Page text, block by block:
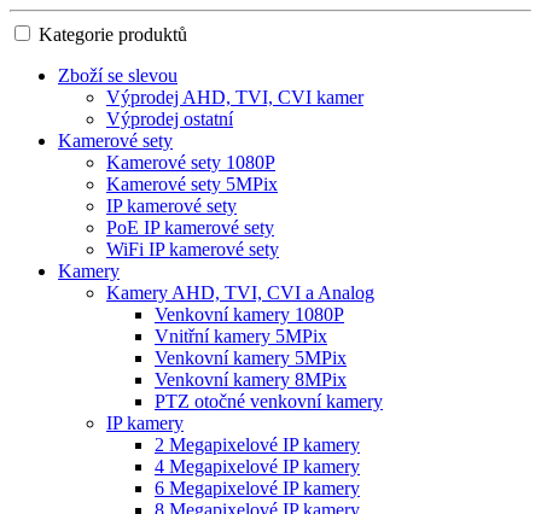
Kategorie produktů
Zboží se slevou
Výprodej AHD, TVI, CVI kamer
Výprodej ostatní
Kamerové sety
Kamerové sety 1080P
Kamerové sety 5MPix
IP kamerové sety
PoE IP kamerové sety
WiFi IP kamerové sety
Kamery
Kamery AHD, TVI, CVI a Analog
Venkovní kamery 1080P
Vnitřní kamery 5MPix
Venkovní kamery 5MPix
Venkovní kamery 8MPix
PTZ otočné venkovní kamery
IP kamery
2 Megapixelové IP kamery
4 Megapixelové IP kamery
6 Megapixelové IP kamery